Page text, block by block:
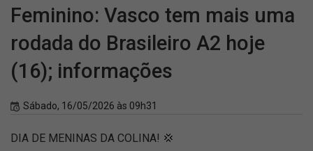
Feminino: Vasco tem mais uma
rodada do Brasileiro A2 hoje
(16); informações
Sábado, 16/05/2026 às 09h31
DIA DE MENINAS DA COLINA! 💢